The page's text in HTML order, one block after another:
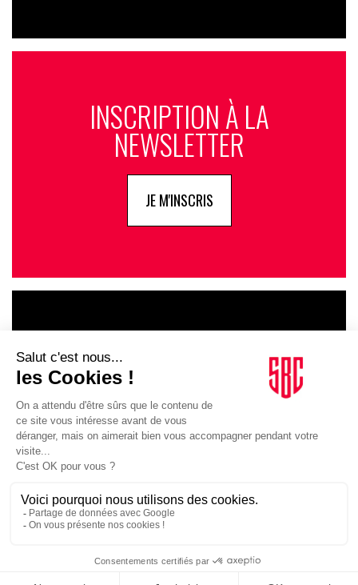
INSCRIPTION À LA
NEWSLETTER
JE M'INSCRIS
INFLUENCIA
JE DÉCOUVRE LE GROUPE